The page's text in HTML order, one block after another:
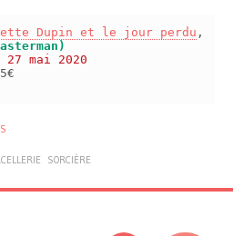
Dupin et le jour perdu ,
27 mai 2020
SORCIÈRE